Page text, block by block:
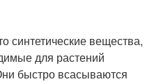
синтетические вещества,
для растений
быстро всасываются